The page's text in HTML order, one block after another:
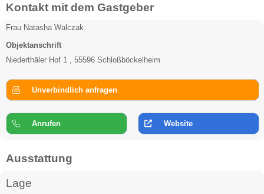
Kontakt mit dem Gastgeber
Frau Natasha Walczak
Objektanschrift
Niederthäler Hof 1 , 55596 Schloßböckelheim
Unverbindlich anfragen
Anrufen Website
Ausstattung
Lage